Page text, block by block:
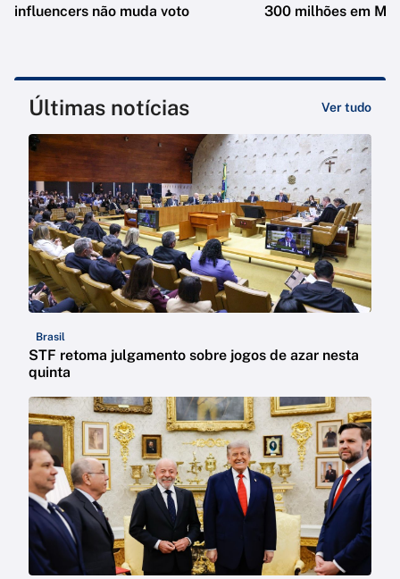
influencers não muda voto
300 milhões em
Últimas notícias Ver tudo
Brasil
STF retoma julgamento sobre jogos de azar nesta
quinta